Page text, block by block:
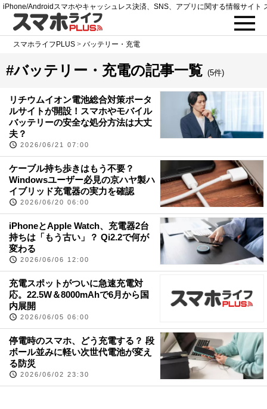
iPhone/Androidスマホやキャッシュレス決済、SNS、アプリに関する情報サイト
スマホライフPLUS >バッテリー・充電
#バッテリー・充電の記事一覧 (5件)
リチウムイオン電池総合対策ポータ
ルサイトが開設！スマホやモバイル
バッテリーの安全な処分方法は大丈
夫？
2026/06/21 07:00
ケーブル持ち歩きはもう不要？
Windowsユーザー必見の京ハヤ製ハ
イブリッド充電器の実力を確認
2026/06/20 06:00
iPhoneとApple Watch、充電器2台
持ちは「もう古い」？ Qi2.2で何が
変わる
2026/06/06 12:00
充電スポットがついに急速充電対
応。22.5W＆8000mAhで6月から国
内展開
2026/06/05 06:00
停電時のスマホ、どう充電する？ 段
ボール並みに軽い次世代電池が変え
る防災
2026/06/02 23:30